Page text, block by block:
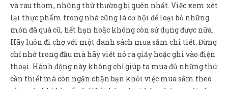
và rau thơm, những thứ thường bị quên nhất. Việc xem xét
lại thực phẩm trong nhà cũng là cơ hội để loại bỏ những
món đã quá cũ, hết hạn hoặc không còn sử dụng được nữa.
Hãy luôn đi chợ với một danh sách mua sắm chi tiết. Đừng
chỉ nhớ trong đầu mà hãy viết nó ra giấy hoặc ghi vào điện
thoại. Hành động này không chỉ giúp ta mua đủ những thứ
cần thiết mà còn ngăn chặn bạn khỏi việc mua sắm theo